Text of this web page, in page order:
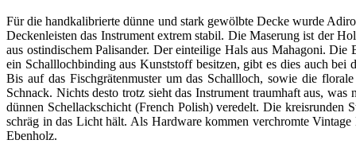
Für die handkalibrierte dünne und stark gewölbte Decke wurde
Deckenleisten das Instrument extrem stabil. Die Maserung ist der
aus ostindischem Palisander. Der einteilige Hals aus Mahagoni.
ein Schalllochbinding aus Kunststoff besitzen, gibt es dies auch
Bis auf das Fischgrätenmuster um das Schallloch, sowie die
Schnack. Nichts desto trotz sieht das Instrument traumhaft aus,
dünnen Schellackschicht (French Polish) veredelt. Die kreisrunden
schräg in das Licht hält. Als Hardware kommen verchromte
Ebenholz.